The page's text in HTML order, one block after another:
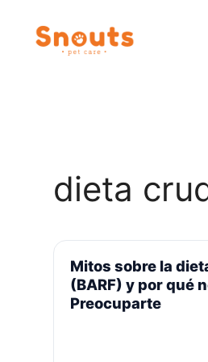
contenido
dieta
Mitos sobre la
(BARF) y por qué
Preocuparte